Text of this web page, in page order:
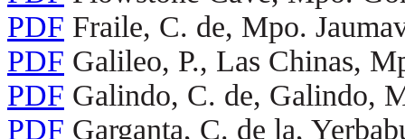
PDF Fraile, C. de, Mpo.
PDF Galileo, P., Las Chinas,
PDF Galindo, C. de, Galindo,
PDF Garganta, C. de la,